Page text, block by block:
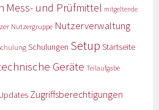
Mess- und Prüfmittel mitgeltende
Nutzergruppe Nutzerverwaltung
Schulungen Setup Startseite
Geräte Teilaufgabe
Updates Zugriffsberechtigungen